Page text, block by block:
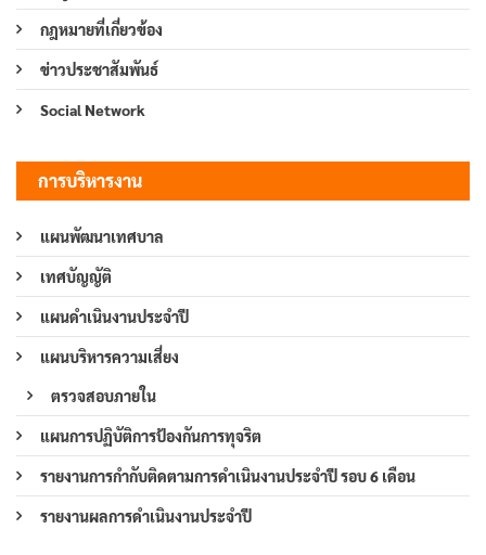
กฎหมายที่เกี่ยวข้อง
ข่าวประชาสัมพันธ์
Social Network
การบริหารงาน
แผนพัฒนาเทศบาล
เทศบัญญัติ
แผนดำเนินงานประจำปี
แผนบริหารความเสี่ยง
ตรวจสอบภายใน
แผนการปฏิบัติการป้องกันการทุจริต
รายงานการกำกับติดตามการดำเนินงานประจำปี รอบ 6 เดือน
รายงานผลการดำเนินงานประจำปี